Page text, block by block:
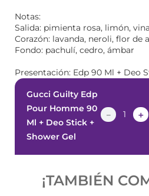
Notas:
Salida: pimienta rosa, limón,
Corazón: lavanda, neroli, flor de
Fondo: pachulí, cedro, ámbar
Presentación: Edp 90 Ml + Deo
Gucci Guilty Edp
Pour Homme 90
Ml + Deo Stick +
Shower Gel
＋
－
¡TAMBIÉN